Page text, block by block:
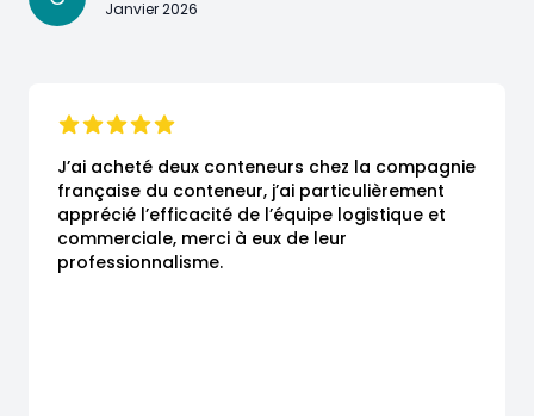
Janvier 2026
J’ai acheté deux conteneurs chez la compagnie
française du conteneur, j’ai particulièrement
apprécié l’efficacité de l’équipe logistique et
commerciale, merci à eux de leur
professionnalisme.